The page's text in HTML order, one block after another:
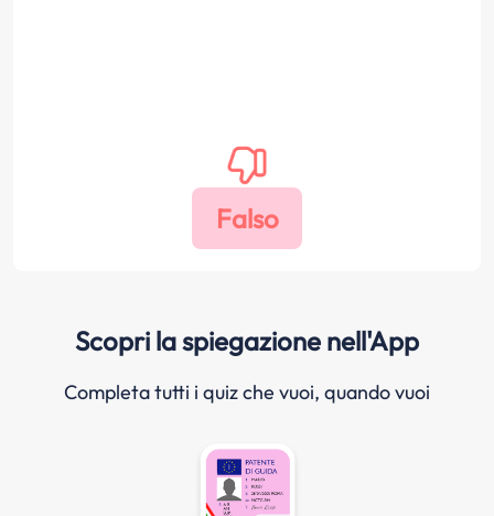
Scopri la spiegazione nell'App
Completa tutti i quiz che vuoi, quando vuoi